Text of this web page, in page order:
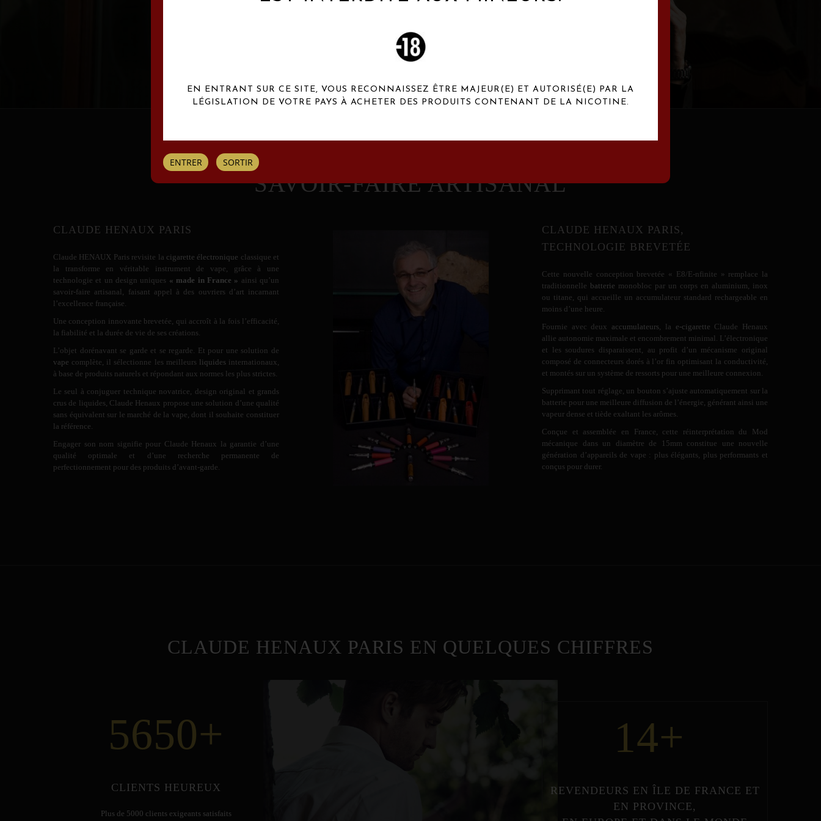
SAVOIR-FAIRE ARTISANAL
CLAUDE HENAUX PARIS
Claude HENAUX Paris revisite la cigarette électronique classique et
la transforme en véritable instrument de vape, grâce à une
technologie et un design uniques « made in France » ainsi qu’un
savoir-faire artisanal, faisant appel à des ouvriers d’art incarnant
l’excellence française.
Une conception innovante brevetée, qui accroît à la fois l’efficacité,
la fiabilité et la durée de vie de ses créations.
L’objet dorénavant se garde et se regarde. Et pour une solution de
vape complète, il sélectionne les meilleurs liquidesinternationaux,
à base de produits naturels et répondant aux normes les plus strictes.
Le seul à conjuguer technique novatrice, design original et grands
crus de liquides, Claude Henaux propose une solution d’une qualité
sans équivalent sur le marché de la vape, dont il souhaite constituer
la référence.
Engager son nom signifie pour Claude Henaux la garantie d’une
qualité optimale et d’une recherche permanente de
perfectionnement pour des produits d’avant-garde.
CLAUDE HENAUX PARIS,
TECHNOLOGIE BREVETÉE
Cette nouvelle conception brevetée « E8/E-nfinite » remplace la
traditionnelle batterie monobloc par un corps en aluminium, inox
ou titane, qui accueille un accumulateur standard rechargeable en
moins d’une heure.
Fournie avec deux accumulateurs , la e-cigarette Claude Henaux
allie autonomie maximale et encombrement minimal. L’électronique
et les soudures disparaissent, au profit d’un mécanisme original
composé de connecteurs dorés à l’or fin optimisant la conductivité,
et montés sur un système de ressorts pour une meilleure connexion.
Supprimant tout réglage, un bouton s’ajuste automatiquement sur la
batterie pour une meilleure diffusion de l’énergie, générant ainsi une
vapeur dense et tiède exaltant les arômes.
Conçue et assemblée en France, cette réinterprétation du Mod
mécanique dans un diamètre de 15mm constitue une nouvelle
génération d’appareils de vape : plus élégants, plus performants et
conçus pour durer.
CLAUDE HENAUX PARIS EN QUELQUES CHIFFRES
5650+
CLIENTS HEUREUX
Plus de 5000 clients exigeants satisfaits
14+
REVENDEURS EN ÎLE DE FRANCE ET
EN PROVINCE,
EN ENTRANT SUR CE SITE, VOUS RECONNAISSEZ ÊTRE MAJEUR(E) ET AUTORISÉ(E) PAR LA
LÉGISLATION DE VOTRE PAYS À ACHETER DES PRODUITS CONTENANT DE LA NICOTINE.
ENTRER SORTIR